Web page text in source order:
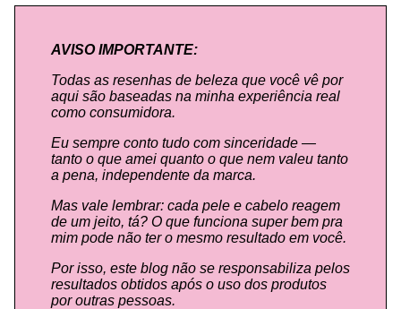
AVISO IMPORTANTE:
Todas as resenhas de beleza que você vê por
aqui são baseadas na minha experiência real
como consumidora.
Eu sempre conto tudo com sinceridade —
tanto o que amei quanto o que nem valeu tanto
a pena, independente da marca.
Mas vale lembrar: cada pele e cabelo reagem
de um jeito, tá? O que funciona super bem pra
mim pode não ter o mesmo resultado em você.
Por isso, este blog não se responsabiliza pelos
resultados obtidos após o uso dos produtos
por outras pessoas.